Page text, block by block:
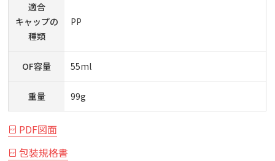
適合
キャップの
種類
PP
OF容量 55ml
重量 99g
PDF図面
包装規格書